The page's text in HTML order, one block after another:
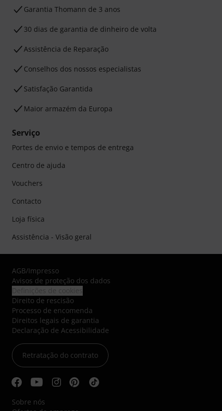
Garantia Thomann de 3 anos
30 dias de garantia de dinheiro de volta
Assistência de Reparação
Conselhos dos nossos especialistas
Satisfação Garantida
Maior armazém da Europa
Serviço
Portes de envio e tempos de entrega
Centro de ajuda
Vouchers
Contacto
Loja física
Assistência - Visão geral
AGB/Impresso
Avisos de proteção dos dados
Direito de rescisão
Processo de encomenda
Direitos legais de garantia
Declaração de Acessibilidade
Retratação do contrato
Sobre nós